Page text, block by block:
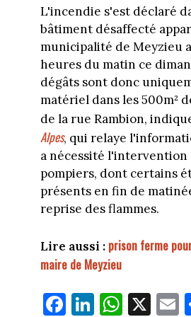
L'incendie s'est déclaré
bâtiment désaffecté
municipalité de Meyzieu
heures du matin ce
dégâts sont donc
matériel dans les 500m²
de la rue Rambion,
Alpes, qui relaye
a nécessité l'intervention
pompiers, dont certains
présents en fin de
reprise des flammes.
Lire aussi : prison ferme
maire de Meyzieu
Fa Li W X E